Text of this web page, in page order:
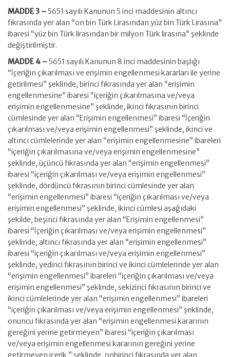
MADDE 3 – 5651 sayılı Kanunun 5 inci maddesinin altıncı
fıkrasında yer alan “on bin Türk Lirasından yüz bin Türk Lirasına”
ibaresi “yüz bin Türk lirasından bir milyon Türk lirasına” şeklinde
değiştirilmiştir.
MADDE 4 – 5651 sayılı Kanunun 8 inci maddesinin başlığı
“İçeriğin çıkarılması ve erişimin engellenmesi kararları ile yerine
getirilmesi” şeklinde, birinci fıkrasında yer alan “erişimin
engellenmesine” ibaresi “içeriğin çıkarılmasına ve/veya
erişimin engellenmesine” şeklinde, ikinci fıkrasının birinci
cümlesinde yer alan “Erişimin engellenmesi” ibaresi “İçeriğin
çıkarılması ve/veya erişimin engellenmesi” şeklinde, ikinci ve
altıncı cümlelerinde yer alan “erişimin engellenmesine” ibareleri
“içeriğin çıkarılmasına ve/veya erişimin engellenmesine”
şeklinde, üçüncü fıkrasında yer alan “erişimin engellenmesi”
ibaresi “içeriğin çıkarılması ve/veya erişimin engellenmesi”
şeklinde, dördüncü fıkrasının birinci cümlesinde yer alan
“erişimin engellenmesi” ibaresi “içeriğin çıkarılması ve/veya
erişimin engellenmesi” şeklinde, ikinci cümlesi aşağıdaki
şekilde, beşinci fıkrasında yer alan “Erişimin engellenmesi”
ibaresi “İçeriğin çıkarılması ve/veya erişimin engellenmesi”
şeklinde, altıncı fıkrasında yer alan “erişimin engellenmesi”
ibaresi “içeriğin çıkarılması ve/veya erişimin engellenmesi”
şeklinde, yedinci fıkrasının birinci ve ikinci cümlelerinde yer alan
“erişimin engellenmesi” ibareleri “içeriğin çıkarılması ve/veya
erişimin engellenmesi” şeklinde, sekizinci fıkrasının birinci ve
ikinci cümlelerinde yer alan “erişimin engellenmesi” ibareleri
“içeriğin çıkarılması ve/veya erişimin engellenmesi” şeklinde,
onuncu fıkrasında yer alan “erişimin engellenmesi kararının
gereğini yerine getirmeyen” ibaresi “içeriğin çıkarılması
ve/veya erişimin engellenmesi kararının gereğini yerine
getirmeyen içerik,” şeklinde, onbirinci fıkrasında yer alan